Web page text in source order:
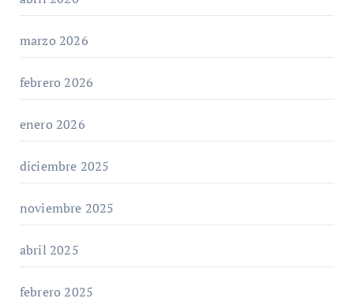
marzo 2026
febrero 2026
enero 2026
diciembre 2025
noviembre 2025
abril 2025
febrero 2025